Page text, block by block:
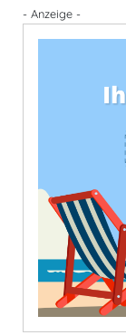
- Anzeige -